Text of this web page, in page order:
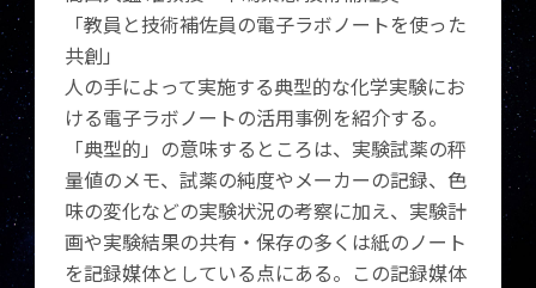
「教員と技術補佐員の電子ラボノートを使った
共創」
人の手によって実施する典型的な化学実験にお
ける電子ラボノートの活用事例を紹介する。
「典型的」の意味するところは、実験試薬の秤
量値のメモ、試薬の純度やメーカーの記録、色
味の変化などの実験状況の考察に加え、実験計
画や実験結果の共有・保存の多くは紙のノート
を記録媒体としている点にある。この記録媒体